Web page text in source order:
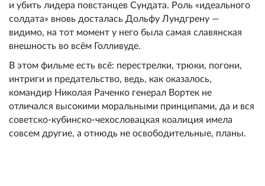
и убить лидера повстанцев Сундата. Роль «идеального
солдата» вновь досталась Дольфу Лундгрену —
видимо, на тот момент у него была самая славянская
внешность во всём Голливуде.
В этом фильме есть всё: перестрелки, трюки, погони,
интриги и предательство, ведь, как оказалось,
командир Николая Раченко генерал Вортек не
отличался высокими моральными принципами, да и вся
советско-кубинско-чехословацкая коалиция имела
совсем другие, а отнюдь не освободительные, планы.